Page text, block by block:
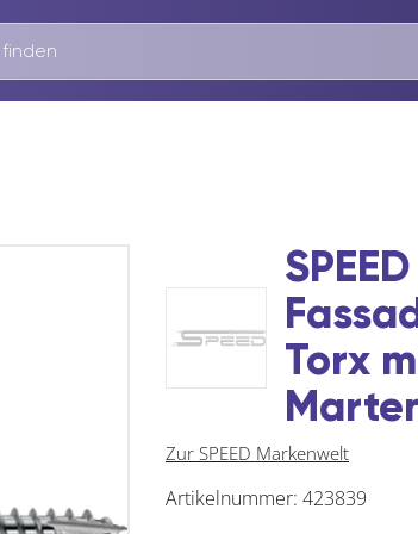
Torx
Zur SPEED Markenwelt
Artikelnummer: 423839